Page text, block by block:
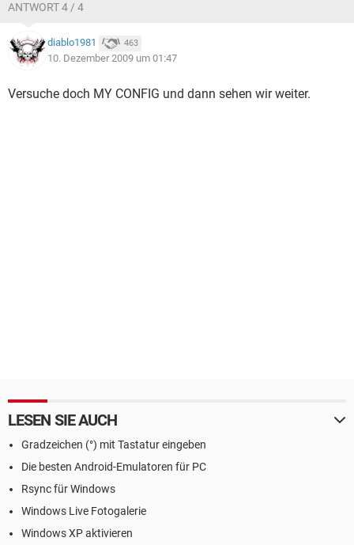
ANTWORT 4 / 4
diablo1981 463
10. Dezember 2009 um 01:47
Versuche doch MY CONFIG und dann sehen wir weiter.
LESEN SIE AUCH
Gradzeichen (°) mit Tastatur eingeben
Die besten Android-Emulatoren für PC
Rsync für Windows
Windows Live Fotogalerie
Windows XP aktivieren